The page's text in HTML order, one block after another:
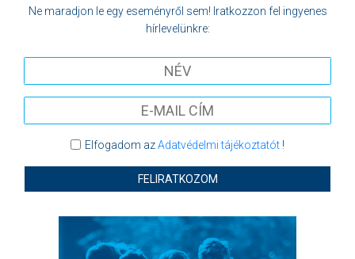
Ne maradjon le egy eseményről sem! Iratkozzon fel ingyenes
hírlevelünkre:
Elfogadom azAdatvédelmi tájékoztatót!
FELIRATKOZOM